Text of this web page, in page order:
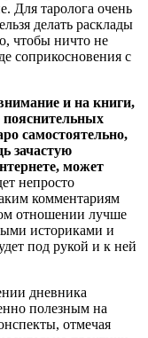
Для таролога очень
делать расклады
чтобы ничто не
соприкосновения с
и на книги,
пояснительных
самостоятельно,
зачастую
может
непросто
комментариям
отношении лучше
историками и
под рукой и к ней
дневника
полезным на
отмечая